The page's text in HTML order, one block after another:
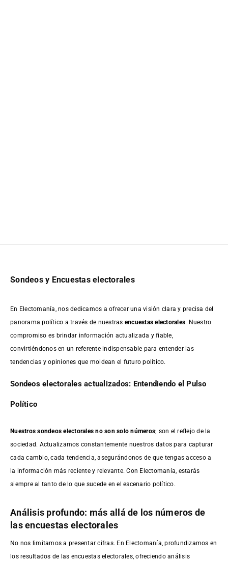
Sondeos y Encuestas electorales
En Electomanía, nos dedicamos a ofrecer una visión clara y precisa del
panorama político a través de nuestras encuestas electorales. Nuestro
compromiso es brindar información actualizada y fiable,
convirtiéndonos en un referente indispensable para entender las
tendencias y opiniones que moldean el futuro político.
Sondeos electorales actualizados: Entendiendo el Pulso
Político
Nuestros sondeos electorales no son solo números; son el reflejo de la
sociedad. Actualizamos constantemente nuestros datos para capturar
cada cambio, cada tendencia, asegurándonos de que tengas acceso a
la información más reciente y relevante. Con Electomanía, estarás
siempre al tanto de lo que sucede en el escenario político.
Análisis profundo: más allá de los números de
las encuestas electorales
No nos limitamos a presentar cifras. En Electomanía, profundizamos en
los resultados de las encuestas electorales, ofreciendo análisis